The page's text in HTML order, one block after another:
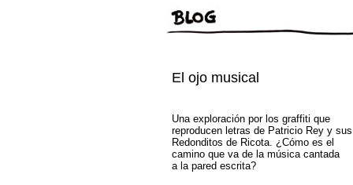
El ojo musical
Una exploración por los graffiti que
reproducen letras de Patricio Rey y sus
Redonditos de Ricota. ¿Cómo es el
camino que va de la música cantada
a la pared escrita?